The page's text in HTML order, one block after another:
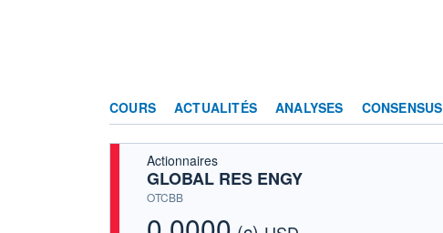
COURS ACTUALITÉS ANALYSES CONSENSUS
Actionnaires
GLOBAL RES ENGY
OTCBB